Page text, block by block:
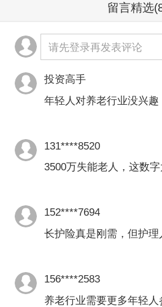
一位业内人士表示，长
后，护理人员的缺口预
而且随着老龄化程度
老人的失能风险越来
会形成一个滚动式的需
然而，现实中护理人
乐观，同样存在着“三
征，即学历水平低、
认同低；平均年龄高
动性高。
徐州社康老年服务中
门经理陈琛对第一财经
留言精选
请先登录再发表评论
投资高手
年轻人对养老行业没兴趣
131****8520
3500万失能老人，这数字
152****7694
长护险真是刚需，但护理
156****2583
养老行业需要更多年轻人